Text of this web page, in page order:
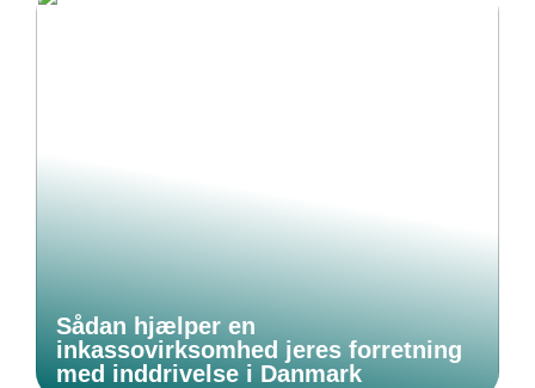
Sådan hjælper en
inkassovirksomhed jeres forretning
med inddrivelse i Danmark